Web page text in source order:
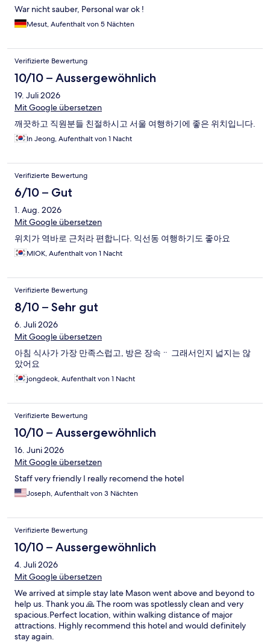
War nicht sauber, Personal war ok !
Mesut, Aufenthalt von 5 Nächten
Verifizierte Bewertung
10/10 – Aussergewöhnlich
19. Juli 2026
Mit Google übersetzen
깨끗하고 직원분들 친절하시고 서울 여행하기에 좋은 위치입니다.
In Jeong, Aufenthalt von 1 Nacht
Verifizierte Bewertung
6/10 – Gut
1. Aug. 2026
Mit Google übersetzen
위치가 역바로 근처라 편합니다. 익선동 여행하기도 좋아요
MIOK, Aufenthalt von 1 Nacht
Verifizierte Bewertung
8/10 – Sehr gut
6. Juli 2026
Mit Google übersetzen
아침 식사가 가장 만족스럽고, 방은 장속ᆢ 그래서인지 넓지는 않
았어요
jongdeok, Aufenthalt von 1 Nacht
Verifizierte Bewertung
10/10 – Aussergewöhnlich
16. Juni 2026
Mit Google übersetzen
Staff very friendly I really recomend the hotel
Joseph, Aufenthalt von 3 Nächten
Verifizierte Bewertung
10/10 – Aussergewöhnlich
4. Juli 2026
Mit Google übersetzen
We arrived at simple stay late Mason went above and beyond to
help us. Thank you 🙏 The room was spotlessly clean and very
spacious.Perfect location, within walking distance of major
attractions. Highly recommend this hotel and would definitely
stay again.